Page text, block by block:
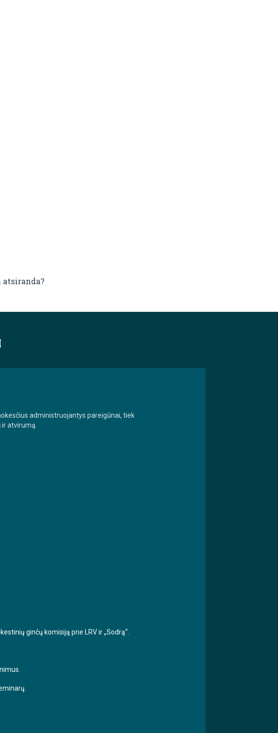
administruojantys pareigūnai, tiek
atvirumą.
ginčų komisiją prie LRV ir „Sodrą“.